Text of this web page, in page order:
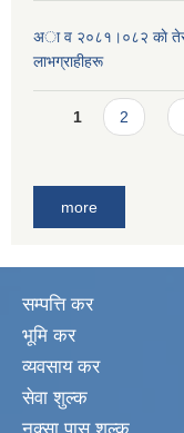
अा व २०८१।०८२ काे तेस्राे
लाभग्राहीहरू
Pages
1 2
more
सम्पत्ति कर
भूमि कर
व्यवसाय कर
सेवा शुल्क